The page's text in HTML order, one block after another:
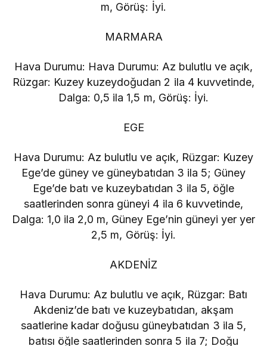
m, Görüş: İyi.
MARMARA
Hava Durumu: Hava Durumu: Az bulutlu ve açık,
Rüzgar: Kuzey kuzeydoğudan 2 ila 4 kuvvetinde,
Dalga: 0,5 ila 1,5 m, Görüş: İyi.
EGE
Hava Durumu: Az bulutlu ve açık, Rüzgar: Kuzey
Ege’de güney ve güneybatıdan 3 ila 5; Güney
Ege’de batı ve kuzeybatıdan 3 ila 5, öğle
saatlerinden sonra güneyi 4 ila 6 kuvvetinde,
Dalga: 1,0 ila 2,0 m, Güney Ege’nin güneyi yer yer
2,5 m, Görüş: İyi.
AKDENİZ
Hava Durumu: Az bulutlu ve açık, Rüzgar: Batı
Akdeniz’de batı ve kuzeybatıdan, akşam
saatlerine kadar doğusu güneybatıdan 3 ila 5,
batısı öğle saatlerinden sonra 5 ila 7; Doğu